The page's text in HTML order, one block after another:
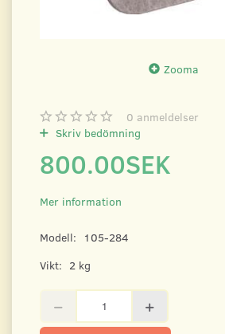
Zooma
0 anmeldelser
Skriv bedömning
800.00SEK
Mer information
Modell:
105-284
Vikt: 2 kg